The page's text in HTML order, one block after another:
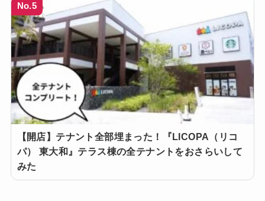
No.5
【開店】テナント全部埋まった！『LICOPA（リコ
パ） 東大和』テラス棟の全テナントをおさらいして
みた